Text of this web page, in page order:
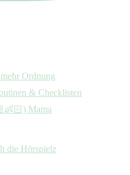
Ordnung
& Checklisten
Mama
die Hörspielz